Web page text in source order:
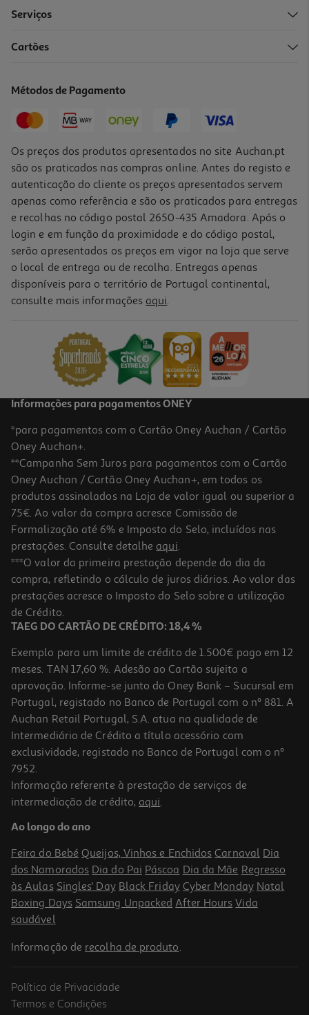
Bebida Faisão Fruity 0.75l
Bebida Faisão Black Berries 0.75l
4.39 €/Lt
3,29 €
Bebida Faisão Red Berries 0.75l
4.39 €/Lt
3,29 €
Serviços
Cartões
Métodos de Pagamento
Os preços dos produtos apresentados no site Auchan.pt
são os praticados nas compras online. Antes do registo e
autenticação do cliente os preços apresentados servem
apenas como referência e são os praticados para entregas
e recolhas no código postal 2650-435 Amadora. Após o
login e em função da proximidade e do código postal,
serão apresentados os preços em vigor na loja que serve
o local de entrega ou de recolha. Entregas apenas
disponíveis para o território de Portugal continental,
consulte mais informações aqui.
Informações para pagamentos ONEY
*para pagamentos com o Cartão Oney Auchan / Cartão
Oney Auchan+.
**Campanha Sem Juros para pagamentos com o Cartão
Oney Auchan / Cartão Oney Auchan+, em todos os
produtos assinalados na Loja de valor igual ou superior a
75€. Ao valor da compra acresce Comissão de
Formalização até 6% e Imposto do Selo, incluídos nas
prestações. Consulte detalhe aqui.
***O valor da primeira prestação depende do dia da
compra, refletindo o cálculo de juros diários. Ao valor das
prestações acresce o Imposto do Selo sobre a utilização
de Crédito.
TAEG DO CARTÃO DE CRÉDITO: 18,4 %
Exemplo para um limite de crédito de 1.500€ pago em 12
meses. TAN 17,60 %. Adesão ao Cartão sujeita a
aprovação. Informe-se junto do Oney Bank – Sucursal em
Portugal, registado no Banco de Portugal com o nº 881. A
Auchan Retail Portugal, S.A. atua na qualidade de
Intermediário de Crédito a título acessório com
exclusividade, registado no Banco de Portugal com o nº
7952.
Informação referente à prestação de serviços de
intermediação de crédito, aqui.
Ao longo do ano
Feira do Bebé Queijos, Vinhos e Enchidos Carnaval Dia
dos Namorados Dia do Pai Páscoa Dia da Mãe Regresso
às Aulas Singles' Day Black Friday Cyber Monday Natal
Boxing Days Samsung Unpacked After Hours Vida
saudável
Informação de recolha de produto.
Política de Privacidade
Termos e Condições